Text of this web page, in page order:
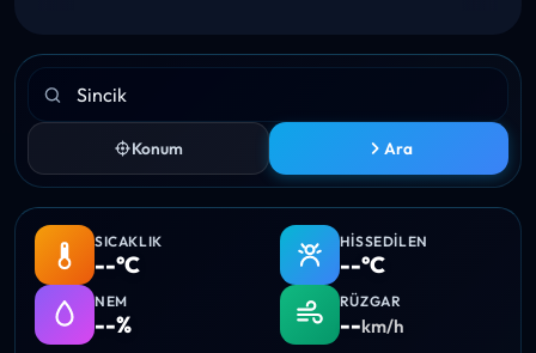
Konum Ara
SICAKLIK
--°C
HISSEDILEN
--°C
NEM
--%
RÜZGAR
--km/h